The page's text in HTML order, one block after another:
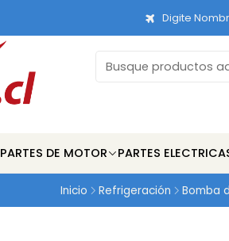
PARTES DE MOTOR PARTES
Digite
Inicio Refrigeración Bomba